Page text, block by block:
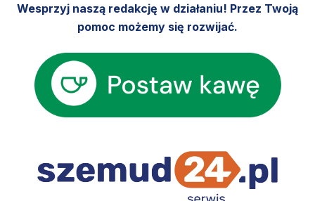
Wesprzyj naszą redakcję w działaniu! Przez Twoją
pomoc możemy się rozwijać.